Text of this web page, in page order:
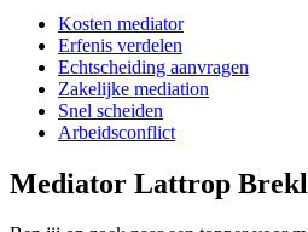
Kosten mediator
Erfenis verdelen
Echtscheiding aanvragen
Zakelijke mediation
Snel scheiden
Arbeidsconflict
Mediator Lattrop